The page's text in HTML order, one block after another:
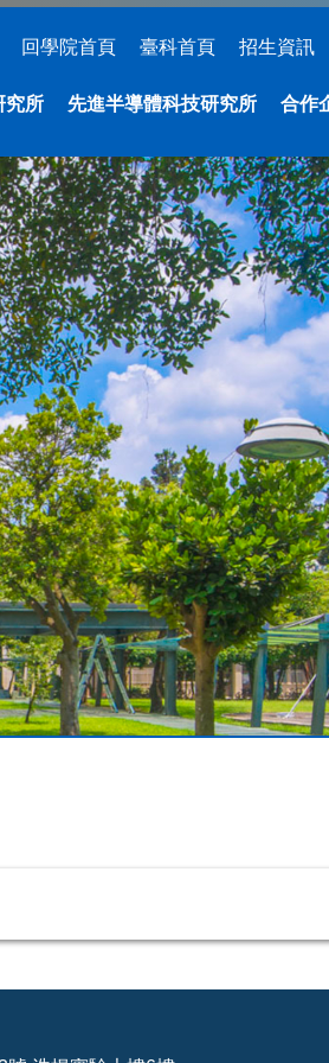
究所 先進半導體科技研究所 合作
回學院首頁 臺科首頁 招生資訊